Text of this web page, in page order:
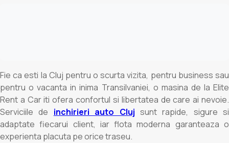
Fie ca esti la Cluj pentru o scurta vizita, pentru business sau
pentru o vacanta in inima Transilvaniei, o masina de la Elite
Rent a Car iti ofera confortul si libertatea de care ai nevoie.
Serviciile de inchirieri auto Cluj sunt rapide, sigure si
adaptate fiecarui client, iar flota moderna garanteaza o
experienta placuta pe orice traseu.